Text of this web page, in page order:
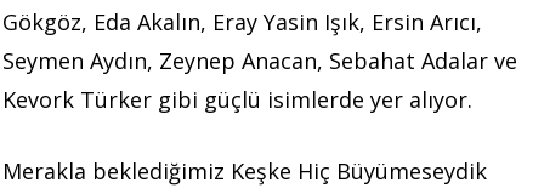
Gökgöz, Eda Akalın, Eray Yasin Işık, Ersin Arıcı,
Seymen Aydın, Zeynep Anacan, Sebahat Adalar ve
Kevork Türker gibi güçlü isimlerde yer alıyor.
Merakla beklediğimiz Keşke Hiç Büyümeseydik